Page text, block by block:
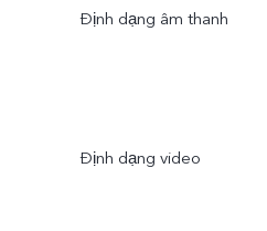
Định dạng âm thanh
Định dạng video